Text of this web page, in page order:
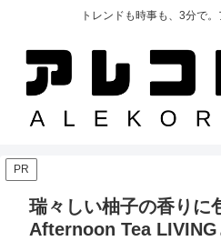
トレンドも時事も、3分で。
PR
瑞々しい柚子の香りに
Afternoon Tea LIVING